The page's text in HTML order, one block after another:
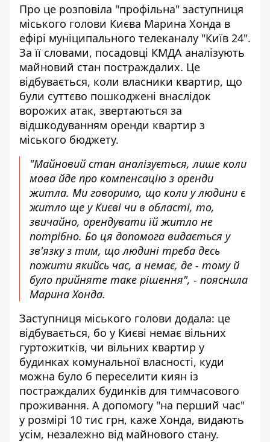
Про це розповіла "профільна" заступниця
міського голови Києва Марина Хонда в
ефірі муніципального телеканалу "Київ 24".
За її словами, посадовці КМДА аналізують
майновий стан постраждалих. Це
відбувається, коли власники квартир, що
були суттєво пошкоджені внаслідок
ворожих атак, звертаються за
відшкодуванням оренди квартир з
міського бюджету.
"Майновий стан аналізується, лише коли
мова йде про компенсацію з оренди
житла. Ми говоримо, що коли у людини є
житло ще у Києві чи в області, то,
звичайно, орендувати їй житло не
потрібно. Бо ця допомога видається у
зв'язку з тим, що людині треба десь
пожити якийсь час, а немає, де - тому й
було прийняте таке рішення", - пояснила
Марина Хонда.
Заступниця міського голови додала: це
відбувається, бо у Києві немає вільних
гуртожитків, чи вільних квартир у
будинках комунальної власності, куди
можна було б переселити киян із
постраждалих будинків для тимчасового
проживання. А допомогу "на перший час"
у розмірі 10 тис грн, каже Хонда, видають
усім, незалежно від майнового стану.